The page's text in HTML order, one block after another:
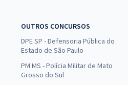
OUTROS CONCURSOS
DPE SP - Defensoria Pública do
Estado de São Paulo
PM MS - Polícia Militar de Mato
Grosso do Sul